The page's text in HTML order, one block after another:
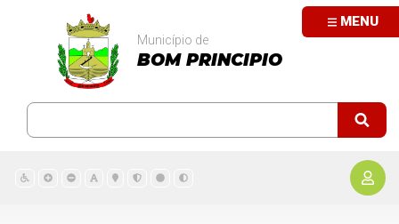
MENU
Município de
BOM PRINCIPIO